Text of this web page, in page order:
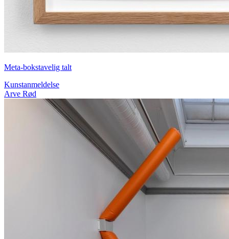
Meta-bokstavelig talt
Kunstanmeldelse
Arve Rød